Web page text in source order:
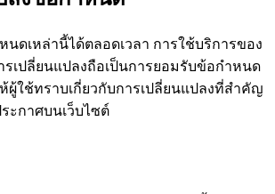
นดเหล่านี้ได้ตลอดเวลา การใช้บริการของ
รเปลี่ยนแปลงถือเป็นการยอมรับข้อกำหนด
ผู้ใช้ทราบเกี่ยวกับการเปลี่ยนแปลงที่สำคัญ
ะกาศบนเว็บไซต์